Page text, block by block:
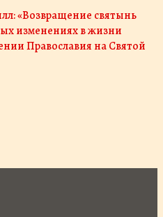
«Возвращение святынь
изменениях в жизни
Православия на Святой